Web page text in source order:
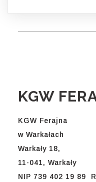
KGW
KGW Ferajna
w Warkałach
Warkały 18,
11-041, Warkały
NIP 739 402 19 89